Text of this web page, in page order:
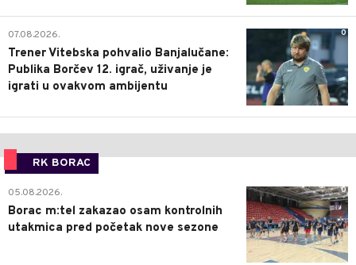
0
07.08.2026.
Trener Vitebska pohvalio Banjalučane:
Publika Borčev 12. igrač, uživanje je
igrati u ovakvom ambijentu
RK BORAC
0
05.08.2026.
Borac m:tel zakazao osam kontrolnih
utakmica pred početak nove sezone